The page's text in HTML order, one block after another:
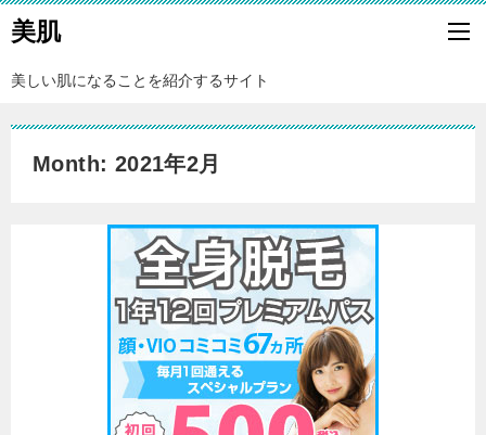
美肌
美しい肌になることを紹介するサイト
Month: 2021年2月